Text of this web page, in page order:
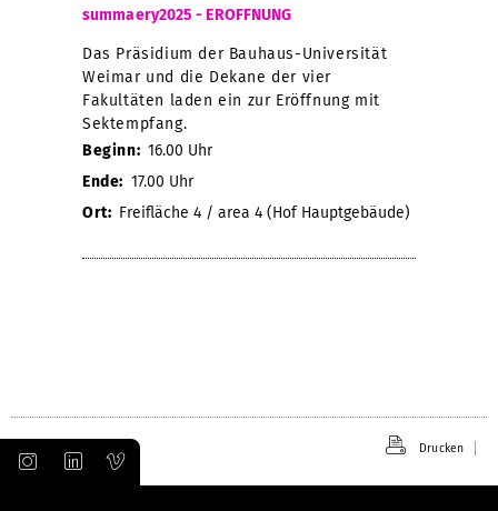
summaery2025 - EROFFNUNG
Das Präsidium der Bauhaus-Universität
Weimar und die Dekane der vier
Fakultäten laden ein zur Eröffnung mit
Sektempfang.
Beginn: 16.00 Uhr
Ende: 17.00 Uhr
Ort: Freifläche 4 / area 4 (Hof Hauptgebäude)
Drucken